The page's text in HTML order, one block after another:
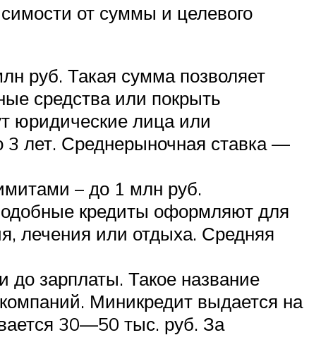
от суммы и целевого
руб. Такая сумма позволяет
средства или покрыть
юридические лица или
3 лет. Среднерыночная ставка —
– до 1 млн руб.
кредиты оформляют для
лечения или отдыха. Средняя
зарплаты. Такое название
Миникредит выдается на
30—50 тыс. руб. За